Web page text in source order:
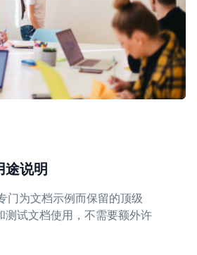
途说明
门为文档示例而保留的顶级
测试文档使用，不需要额外许